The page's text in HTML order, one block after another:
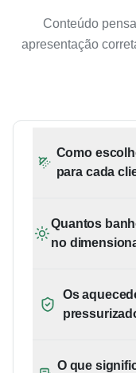
Conteúdo
apresentação
Como
para cada
Quantos
no
Os
O que